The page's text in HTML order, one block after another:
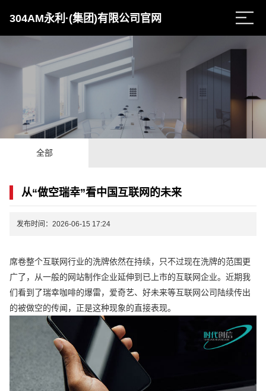
304AM永利·(集团)有限公司官网
全部
从“做空瑞幸”看中国互联网的未来
发布时间：2026-06-15 17:24
席卷整个互联网行业的洗牌依然在持续，只不过现在洗牌的范围更
广了，从一般的网站制作企业延伸到已上市的互联网企业。近期我
们看到了瑞幸咖啡的爆雷，爱奇艺、好未来等互联网公司陆续传出
的被做空的传闻，正是这种现象的直接表现。